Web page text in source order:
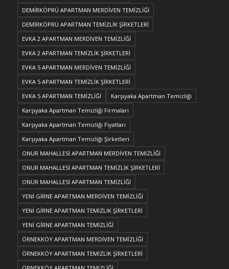
DEMİRKÖPRÜ APARTMAN MERDİVEN TEMİZLİĞİ
DEMİRKÖPRÜ APARTMAN TEMİZLİK ŞİRKETLERİ
EVKA 2 APARTMAN MERDİVEN TEMİZLİĞİ
EVKA 2 APARTMAN TEMİZLİK ŞİRKETLERİ
EVKA 5 APARTMAN MERDİVEN TEMİZLİĞİ
EVKA 5 APARTMAN TEMİZLİK ŞİRKETLERİ
EVKA 5 APARTMAN TEMİZLİĞİ
Karşıyaka Apartman Temizliği
Karşıyaka Apartman Temizliği Firmaları
Karşıyaka Apartman Temizliği Fiyatları
Karşıyaka Apartman Temizliği Şirketleri
ONUR MAHALLESİ APARTMAN MERDİVEN TEMİZLİĞİ
ONUR MAHALLESİ APARTMAN TEMİZLİK ŞİRKETLERİ
ONUR MAHALLESİ APARTMAN TEMİZLİĞİ
YENİ GİRNE APARTMAN MERDİVEN TEMİZLİĞİ
YENİ GİRNE APARTMAN TEMİZLİK ŞİRKETLERİ
YENİ GİRNE APARTMAN TEMİZLİĞİ
ÖRNEKKÖY APARTMAN MERDİVEN TEMİZLİĞİ
ÖRNEKKÖY APARTMAN TEMİZLİK ŞİRKETLERİ